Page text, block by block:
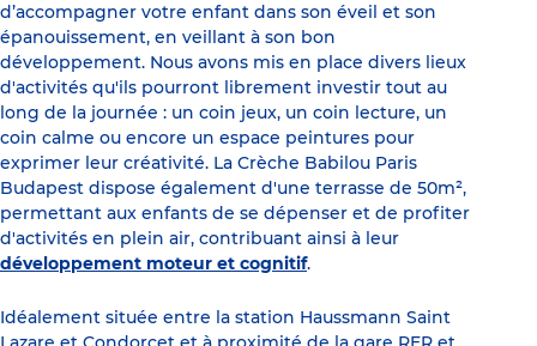
d’accompagner votre enfant dans son éveil et son
épanouissement, en veillant à son bon
développement. Nous avons mis en place divers lieux
d'activités qu'ils pourront librement investir tout au
long de la journée : un coin jeux, un coin lecture, un
coin calme ou encore un espace peintures pour
exprimer leur créativité. La Crèche Babilou Paris
Budapest dispose également d'une terrasse de 50m²,
permettant aux enfants de se dépenser et de profiter
d'activités en plein air, contribuant ainsi à leur
développement moteur et cognitif.
Idéalement située entre la station Haussmann Saint